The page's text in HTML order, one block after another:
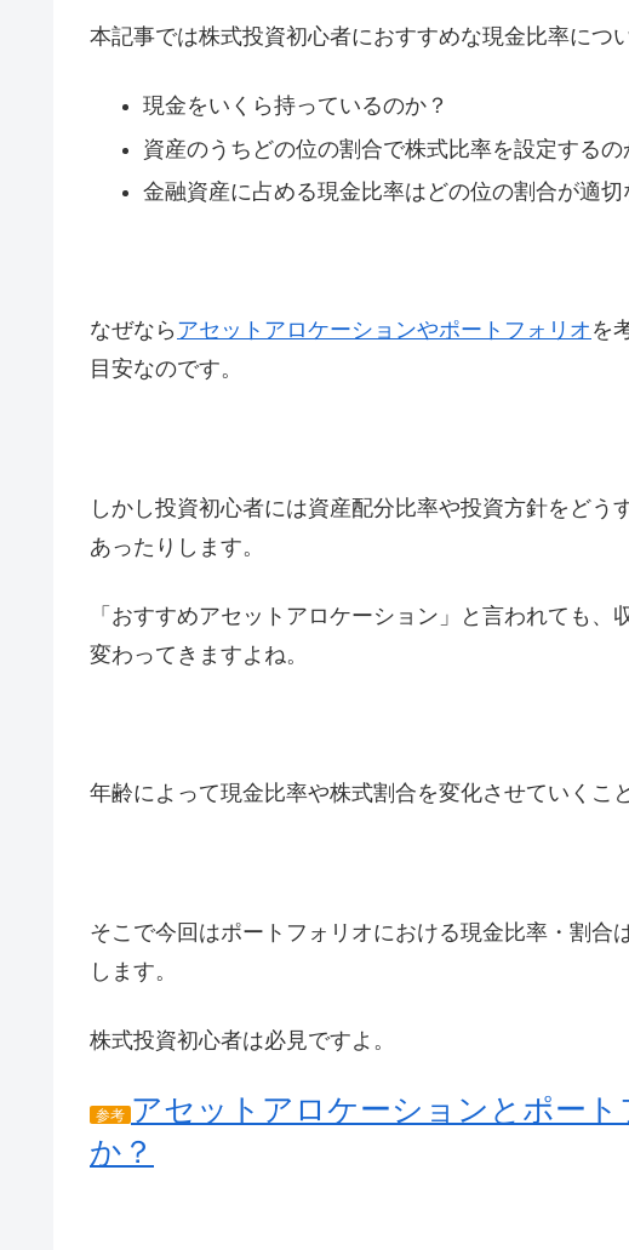
本記事では株式投資初心者におすすめな現金比率につ
現金をいくら持っているのか？
資産のうちどの位の割合で株式比率を設定するの
金融資産に占める現金比率はどの位の割合が適切
なぜなら アセットアロケーションやポートフォリオ を
目安なのです。
しかし投資初心者には資産配分比率や投資方針をど
あったりします。
「おすすめアセットアロケーション」と言われても、
変わってきますよね。
年齢によって現金比率や株式割合を変化させていくこ
そこで今回はポートフォリオにおける現金比率・割合
します。
株式投資初心者は必見ですよ。
参考 アセットアロケーションとポー
か？